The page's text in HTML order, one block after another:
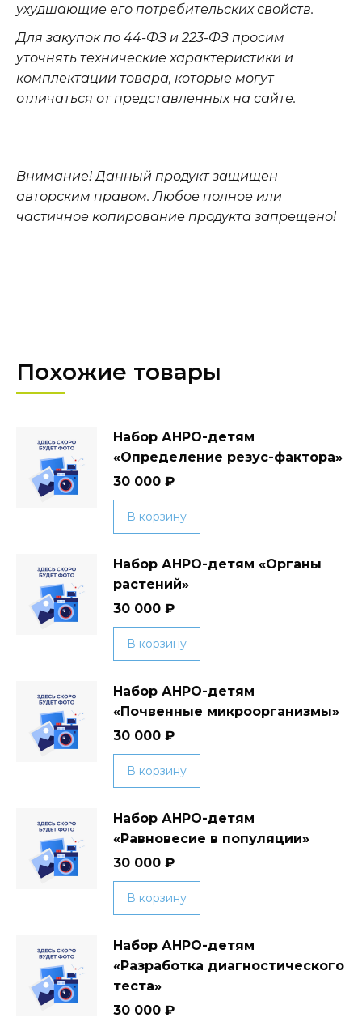
ухудшающие его потребительских свойств.
Для закупок по 44-ФЗ и 223-ФЗ просим
уточнять технические характеристики и
комплектации товара, которые могут
отличаться от представленных на сайте.
Внимание! Данный продукт защищен
авторским правом. Любое полное или
частичное копирование продукта запрещено!
Похожие товары
Набор АНРО-детям
«Определение резус-фактора»
30 000 ₽
В корзину
Набор АНРО-детям «Органы
растений»
30 000 ₽
В корзину
Набор АНРО-детям
«Почвенные микроорганизмы»
30 000 ₽
В корзину
Набор АНРО-детям
«Равновесие в популяции»
30 000 ₽
В корзину
Набор АНРО-детям
«Разработка диагностического
теста»
30 000 ₽